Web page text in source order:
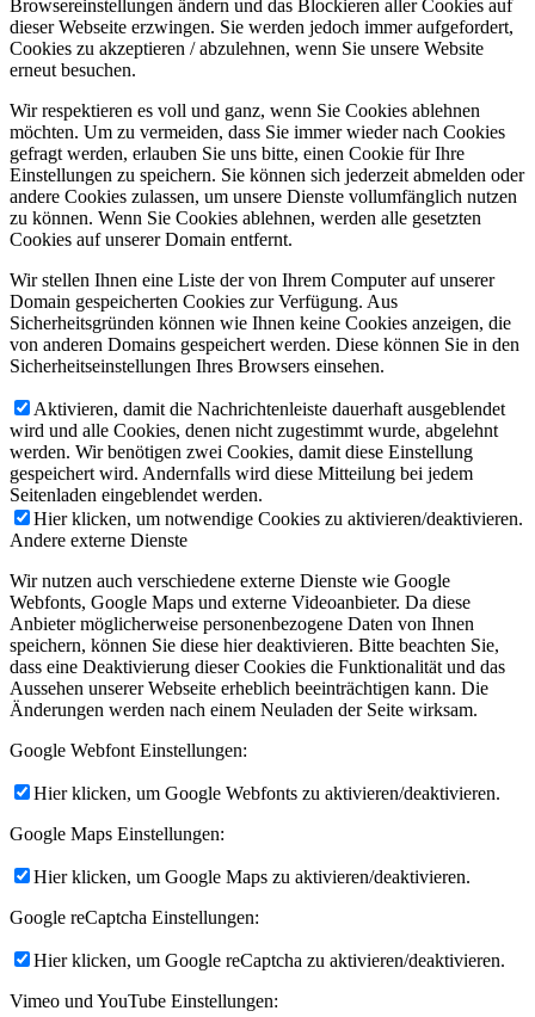
Browsereinstellungen ändern und das Blockieren aller Cookies auf
dieser Webseite erzwingen. Sie werden jedoch immer aufgefordert,
Cookies zu akzeptieren / abzulehnen, wenn Sie unsere Website
erneut besuchen.
Wir respektieren es voll und ganz, wenn Sie Cookies ablehnen
möchten. Um zu vermeiden, dass Sie immer wieder nach Cookies
gefragt werden, erlauben Sie uns bitte, einen Cookie für Ihre
Einstellungen zu speichern. Sie können sich jederzeit abmelden oder
andere Cookies zulassen, um unsere Dienste vollumfänglich nutzen
zu können. Wenn Sie Cookies ablehnen, werden alle gesetzten
Cookies auf unserer Domain entfernt.
Wir stellen Ihnen eine Liste der von Ihrem Computer auf unserer
Domain gespeicherten Cookies zur Verfügung. Aus
Sicherheitsgründen können wie Ihnen keine Cookies anzeigen, die
von anderen Domains gespeichert werden. Diese können Sie in den
Sicherheitseinstellungen Ihres Browsers einsehen.
Aktivieren, damit die Nachrichtenleiste dauerhaft ausgeblendet
wird und alle Cookies, denen nicht zugestimmt wurde, abgelehnt
werden. Wir benötigen zwei Cookies, damit diese Einstellung
gespeichert wird. Andernfalls wird diese Mitteilung bei jedem
Seitenladen eingeblendet werden.
Hier klicken, um notwendige Cookies zu aktivieren/deaktivieren.
Andere externe Dienste
Wir nutzen auch verschiedene externe Dienste wie Google
Webfonts, Google Maps und externe Videoanbieter. Da diese
Anbieter möglicherweise personenbezogene Daten von Ihnen
speichern, können Sie diese hier deaktivieren. Bitte beachten Sie,
dass eine Deaktivierung dieser Cookies die Funktionalität und das
Aussehen unserer Webseite erheblich beeinträchtigen kann. Die
Änderungen werden nach einem Neuladen der Seite wirksam.
Google Webfont Einstellungen:
Hier klicken, um Google Webfonts zu aktivieren/deaktivieren.
Google Maps Einstellungen:
Hier klicken, um Google Maps zu aktivieren/deaktivieren.
Google reCaptcha Einstellungen:
Hier klicken, um Google reCaptcha zu aktivieren/deaktivieren.
Vimeo und YouTube Einstellungen: